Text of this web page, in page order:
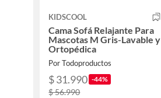
KIDSCOOL
Cama Sofá Relajante Para
Mascotas M Gris-Lavable y
Ortopédica
Por Todoproductos
$ 31.990 -44%
$ 56.990